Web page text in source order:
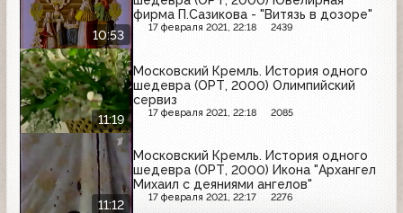
10:53
фирма П.Сазикова - "Витязь в дозоре"
17 февраля 2021, 22:18 2439
11:19
Московский Кремль. История одного
шедевра (ОРТ, 2000) Олимпийский
сервиз
17 февраля 2021, 22:18 2085
11:12
Московский Кремль. История одного
шедевра (ОРТ, 2000) Икона "Архангел
Михаил с деяниями ангелов"
17 февраля 2021, 22:17 2276